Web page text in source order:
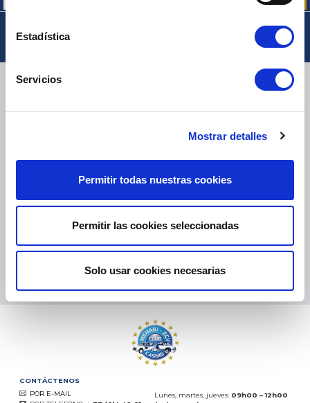
Estadística
Servicios
Mostrar detalles
Permitir todas nuestras cookies
Permitir las cookies seleccionadas
Solo usar cookies necesarias
eKomi
THE FEEDBACK
COMPANY
Excelente:4.5/5
Basado en37850 opiniones
(desde 2018)
CONTÁCTENOS
POR E-MAIL
Lunes, martes, jueves: 09h00 – 12h00